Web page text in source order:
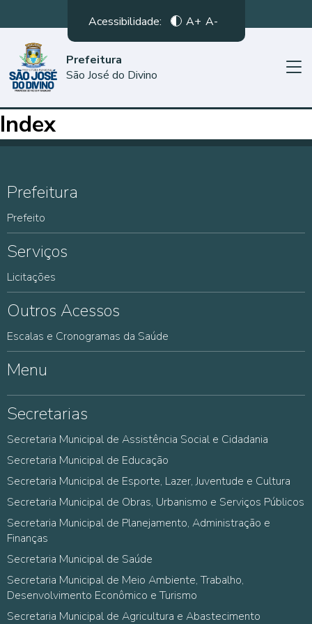
Acessibilidade: A+ A-
Prefeitura
São José do Divino
Index
Prefeitura
Prefeito
Serviços
Licitações
Outros Acessos
Escalas e Cronogramas da Saúde
Menu
Secretarias
Secretaria Municipal de Assistência Social e Cidadania
Secretaria Municipal de Educação
Secretaria Municipal de Esporte, Lazer, Juventude e Cultura
Secretaria Municipal de Obras, Urbanismo e Serviços Públicos
Secretaria Municipal de Planejamento, Administração e
Finanças
Secretaria Municipal de Saúde
Secretaria Municipal de Meio Ambiente, Trabalho,
Desenvolvimento Econômico e Turismo
Secretaria Municipal de Agricultura e Abastecimento